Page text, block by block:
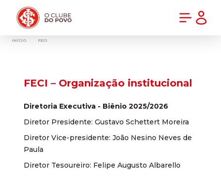
INÍCIO FECI
FECI – Organização institucional
Diretoria Executiva - Biênio 2025/2026
Diretor Presidente: Gustavo Schettert Moreira
Diretor Vice-presidente: João Nesino Neves de
Paula
Diretor Tesoureiro: Felipe Augusto Albarello